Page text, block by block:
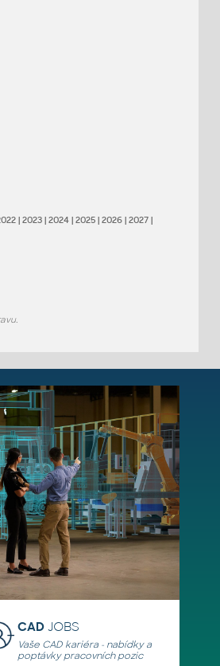
| 2023| 2024| 2025| 2026| 2027|
CADJOBS
Vaše CAD kariéra - nabídky a
poptávky pracovních pozic